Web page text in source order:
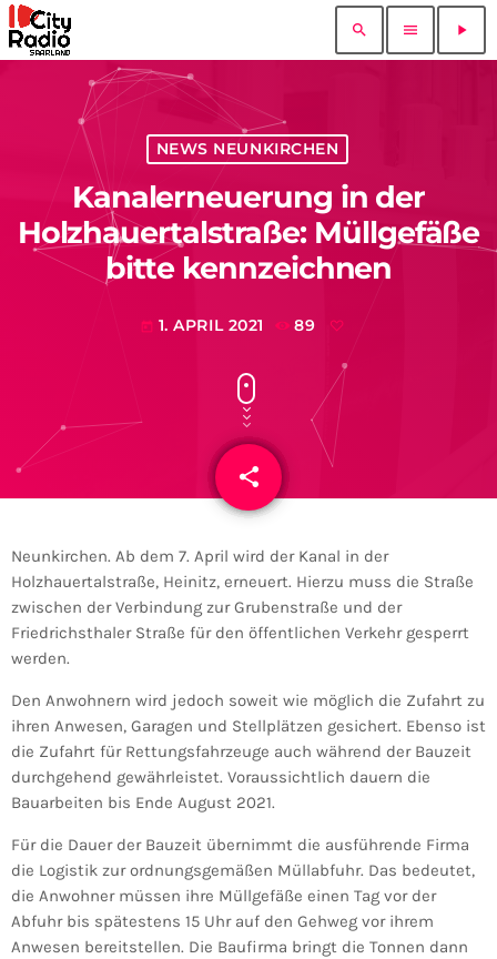
search menu play_arrow
NEWS NEUNKIRCHEN
Kanalerneuerung in der
Holzhauertalstraße: Müllgefäße
bitte kennzeichnen
today 1. APRIL 2021 89
share
email
Neunkirchen. Ab dem 7. April wird der Kanal in der
Holzhauertalstraße, Heinitz, erneuert. Hierzu muss die Straße
zwischen der Verbindung zur Grubenstraße und der
Friedrichsthaler Straße für den öffentlichen Verkehr gesperrt
werden.
Den Anwohnern wird jedoch soweit wie möglich die Zufahrt zu
ihren Anwesen, Garagen und Stellplätzen gesichert. Ebenso ist
die Zufahrt für Rettungsfahrzeuge auch während der Bauzeit
durchgehend gewährleistet. Voraussichtlich dauern die
Bauarbeiten bis Ende August 2021.
Für die Dauer der Bauzeit übernimmt die ausführende Firma
die Logistik zur ordnungsgemäßen Müllabfuhr. Das bedeutet,
die Anwohner müssen ihre Müllgefäße einen Tag vor der
Abfuhr bis spätestens 15 Uhr auf den Gehweg vor ihrem
Anwesen bereitstellen. Die Baufirma bringt die Tonnen dann